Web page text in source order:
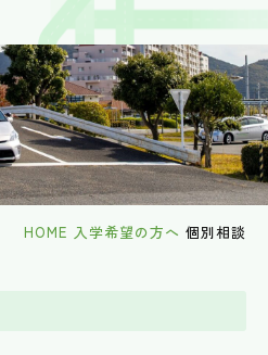
HOME 入学希望の方へ 個別相談